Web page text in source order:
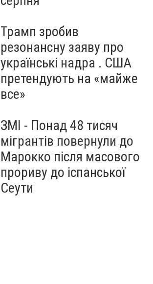
Трамп зробив
резонансну заяву про
українські надра . США
претендують на «майже
все»
ЗМІ - Понад 48 тисяч
мігрантів повернули до
Марокко після масового
прориву до іспанської
Сеути